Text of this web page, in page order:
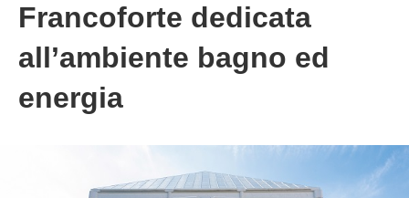
Francoforte dedicata
all’ambiente bagno ed
energia